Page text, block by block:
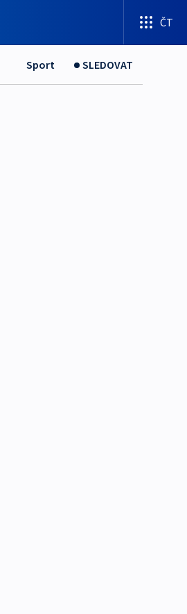
ČT
Sport SLEDOVAT